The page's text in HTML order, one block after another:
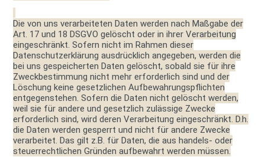
Die von uns verarbeiteten Daten werden nach Maßgabe der
Art. 17 und 18 DSGVO gelöscht oder in ihrer Verarbeitung
eingeschränkt. Sofern nicht im Rahmen dieser
Datenschutzerklärung ausdrücklich angegeben, werden die
bei uns gespeicherten Daten gelöscht, sobald sie für ihre
Zweckbestimmung nicht mehr erforderlich sind und der
Löschung keine gesetzlichen Aufbewahrungspflichten
entgegenstehen. Sofern die Daten nicht gelöscht werden,
weil sie für andere und gesetzlich zulässige Zwecke
erforderlich sind, wird deren Verarbeitung eingeschränkt. D.h.
die Daten werden gesperrt und nicht für andere Zwecke
verarbeitet. Das gilt z.B. für Daten, die aus handels- oder
steuerrechtlichen Gründen aufbewahrt werden müssen.